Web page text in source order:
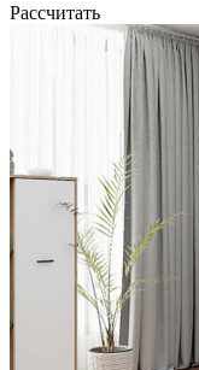
Рассчитать